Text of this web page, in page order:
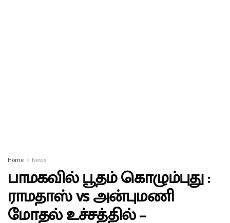
Home News
பாமகவில் பூதம் கொழும்புது :
ராமதாஸ் vs அன்புமணி
மோதல் உச்சத்தில் –